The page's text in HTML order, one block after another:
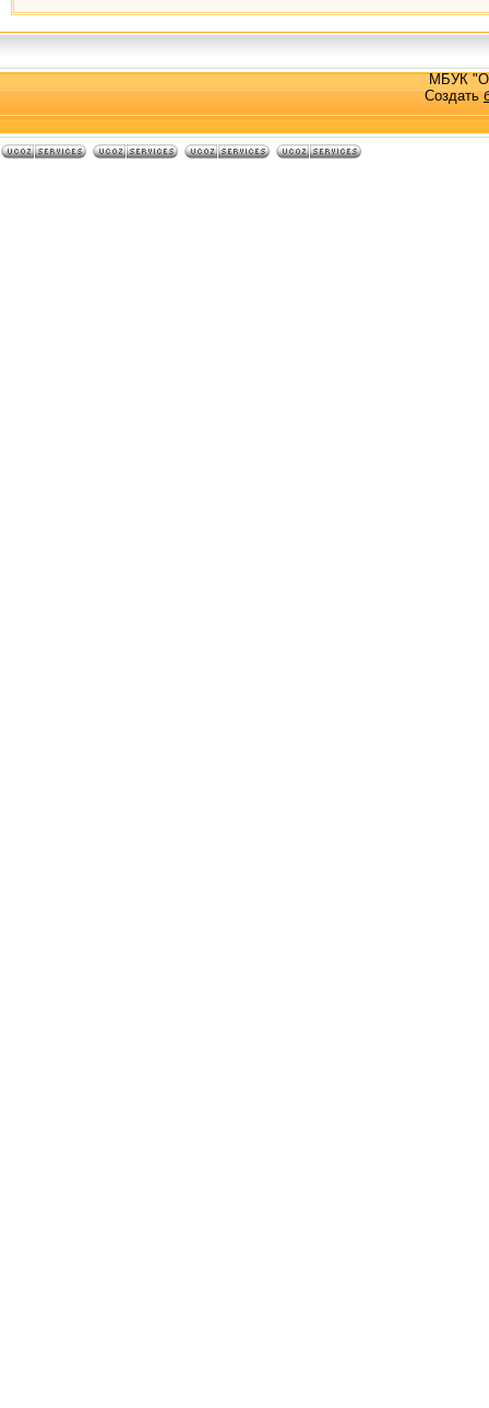
МБУК
Создать